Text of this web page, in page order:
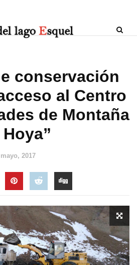
conservación
al Centro
de Montaña
2017